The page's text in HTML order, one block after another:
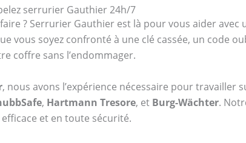
serrurier Gauthier 24h/7
? Serrurier Gauthier est là pour vous aider avec
vous soyez confronté à une clé cassée, un code
coffre sans l’endommager.
, nous avons l’expérience nécessaire pour travailler
, Hartmann Tresore, et Burg-Wächter.
et en toute sécurité.